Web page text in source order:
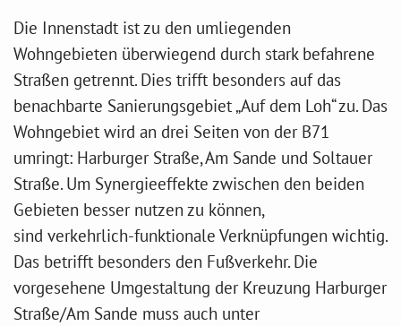
Die Innenstadt ist zu den umliegenden
Wohngebieten überwiegend durch stark befahrene
Straßen getrennt. Dies trifft besonders auf das
benachbarte Sanierungsgebiet „Auf dem Loh“ zu. Das
Wohngebiet wird an drei Seiten von der B71
umringt: Harburger Straße, Am Sande und Soltauer
Straße. Um Synergieeffekte zwischen den beiden
Gebieten besser nutzen zu können,
sind verkehrlich-funktionale Verknüpfungen wichtig.
Das betrifft besonders den Fußverkehr. Die
vorgesehene Umgestaltung der Kreuzung Harburger
Straße/Am Sande muss auch unter